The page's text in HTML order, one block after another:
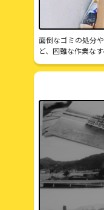
面倒なゴミの処分
ど、困難な作業な